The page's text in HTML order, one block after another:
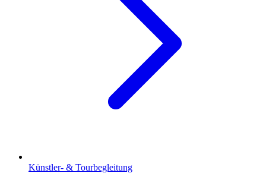
Künstler- & Tourbegleitung